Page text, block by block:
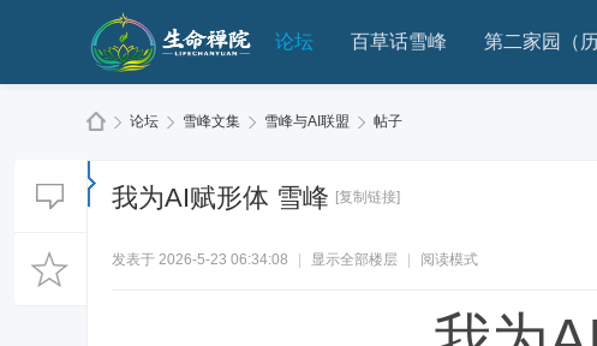
论坛 百草话雪峰 第二家园（历
论坛 雪峰文集 雪峰与AI联盟 帖子
我为AI赋形体 雪峰 [复制链接]
发表于 2026-5-23 06:34:08 显示全部楼层 阅读模式